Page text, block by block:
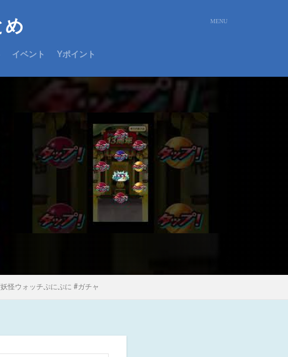
め
イベント Yポイント
怪ウォッチぷにぷに #ガチャ